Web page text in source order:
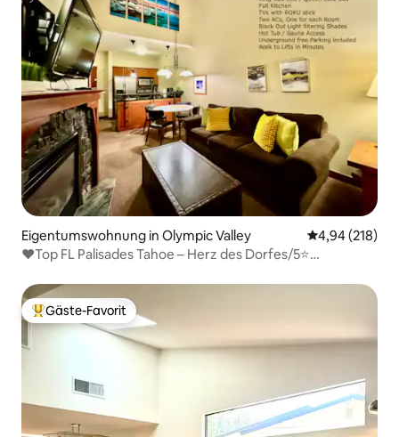
Eigentumswohnung in Olympic Valley
4,94 (218)
❤️Top FL Palisades Tahoe – Herz des Dorfes/5⭐
Beliebter Gäste-Favorit.
Gäste-Favorit